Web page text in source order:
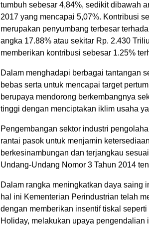
tumbuh sebesar 4,84%, sedikit dibawah
2017 yang mencapai 5,07%. Kontribusi
merupakan penyumbang terbesar
angka 17.88% atau sekitar Rp. 2.430
memberikan kontribusi sebesar 1.25%
Dalam menghadapi berbagai tantangan
bebas serta untuk mencapai target
berupaya mendorong berkembangnya
tinggi dengan menciptakan iklim usaha
Pengembangan sektor industri
rantai pasok untuk menjamin
berkesinambungan dan terjangkau
Undang-Undang Nomor 3 Tahun 2014
Dalam rangka meningkatkan daya saing
hal ini Kementerian Perindustrian telah
dengan memberikan insentif tiskal
Holiday, melakukan upaya pengendalian